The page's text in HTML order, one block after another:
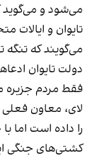
می‌شود و می‌گوید
تایوان و ایالات
می‌گویند که تنگه
دولت تایوان
فقط مردم جزیره
لای، معاون
را داده است اما
کشتی‌های جنگی